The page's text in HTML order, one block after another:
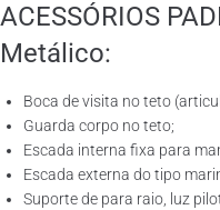
ACESSÓRIOS
Metálico:
Boca de visita no teto
Guarda corpo no teto;
Escada interna fixa para
Escada externa do tipo
Suporte de para raio, luz